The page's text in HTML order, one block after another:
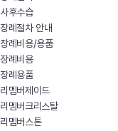
사후수습
장례절차 안내
장례비용/용품
장례비용
장례용품
리멤버제이드
리멤버크리스탈
리멤버스톤